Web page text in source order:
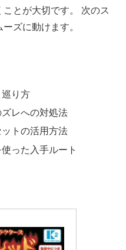
とが大切です。 次のス
ズに動けます。
巡り方
レへの対処法
トの活用方法
った入手ルート